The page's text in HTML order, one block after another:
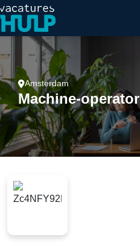
Amsterdam
Machine-operator